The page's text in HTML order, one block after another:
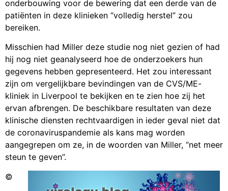
onderbouwing voor de bewering dat een derde van de
patiënten in deze klinieken “volledig herstel” zou
bereiken.
Misschien had Miller deze studie nog niet gezien of had
hij nog niet geanalyseerd hoe de onderzoekers hun
gegevens hebben gepresenteerd. Het zou interessant
zijn om vergelijkbare bevindingen van de CVS/ME-
kliniek in Liverpool te bekijken en te zien hoe zij het
ervan afbrengen. De beschikbare resultaten van deze
klinische diensten rechtvaardigen in ieder geval niet dat
de coronaviruspandemie als kans mag worden
aangegrepen om ze, in de woorden van Miller, “net meer
steun te geven”.
©